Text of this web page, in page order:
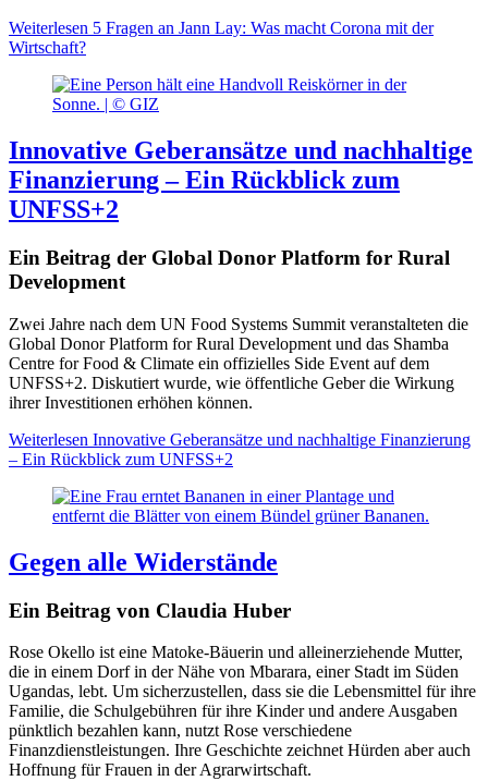
Weiterlesen 5 Fragen an Jann Lay: Was macht Corona mit der
Wirtschaft?
Innovative Geberansätze und nachhaltige
Finanzierung – Ein Rückblick zum
UNFSS+2
Ein Beitrag der Global Donor Platform for Rural
Development
Zwei Jahre nach dem UN Food Systems Summit veranstalteten die
Global Donor Platform for Rural Development und das Shamba
Centre for Food & Climate ein offizielles Side Event auf dem
UNFSS+2. Diskutiert wurde, wie öffentliche Geber die Wirkung
ihrer Investitionen erhöhen können.
Weiterlesen Innovative Geberansätze und nachhaltige Finanzierung
– Ein Rückblick zum UNFSS+2
Gegen alle Widerstände
Ein Beitrag von Claudia Huber
Rose Okello ist eine Matoke-Bäuerin und alleinerziehende Mutter,
die in einem Dorf in der Nähe von Mbarara, einer Stadt im Süden
Ugandas, lebt. Um sicherzustellen, dass sie die Lebensmittel für ihre
Familie, die Schulgebühren für ihre Kinder und andere Ausgaben
pünktlich bezahlen kann, nutzt Rose verschiedene
Finanzdienstleistungen. Ihre Geschichte zeichnet Hürden aber auch
Hoffnung für Frauen in der Agrarwirtschaft.